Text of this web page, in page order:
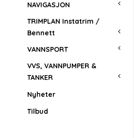
NAVIGASJON
TRIMPLAN Instatrim /
Bennett
VANNSPORT
VVS, VANNPUMPER &
TANKER
Nyheter
Tilbud